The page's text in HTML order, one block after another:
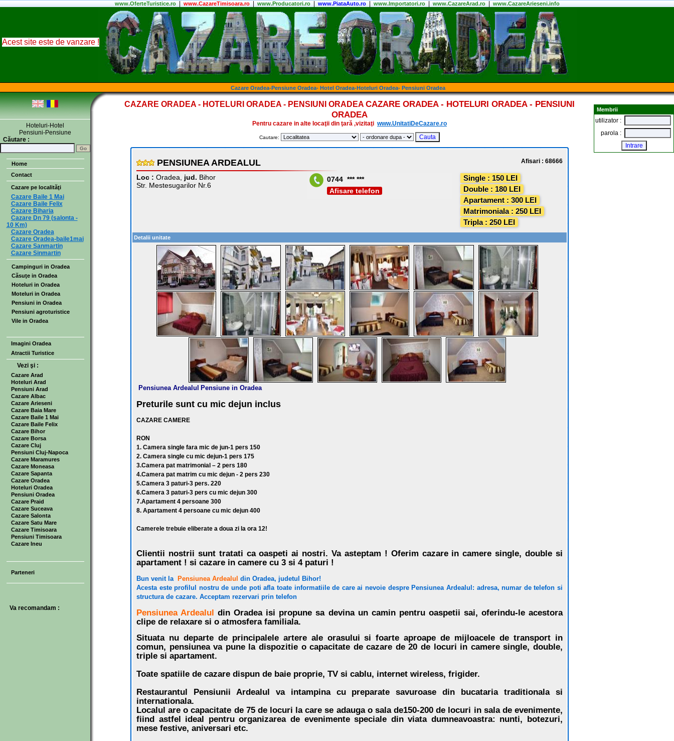
www.OferteTuristice.ro| www.CazareTimisoara.ro| www.Producatori.ro| www.PiataAuto.ro| www.Importatori.ro| www.CazareArad.ro| www.CazareArieseni.info
Acest site este de vanzare !
Cazare Oradea-Pensiune Oradea- Hotel Oradea-Hoteluri Oradea- Pensiuni Oradea
Hoteluri-Hotel
Pensiuni-Pensiune
Căutare :
Home
Contact
Cazare pe localităţi
Cazare Baile 1 Mai
Cazare Baile Felix
Cazare Biharia
Cazare Dn 79 (salonta -
10 Km)
Cazare Oradea
Cazare Oradea-baile1mai
Cazare Sanmartin
Cazare Sinmartin
Campinguri in Oradea
Căsuţe in Oradea
Hoteluri in Oradea
Moteluri in Oradea
Pensiuni in Oradea
Pensiuni agroturistice
Vile in Oradea
Imagini Oradea
Atractii Turistice
Vezi şi :
Cazare Arad
Hoteluri Arad
Pensiuni Arad
Cazare Albac
Cazare Arieseni
Cazare Baia Mare
Cazare Baile 1 Mai
Cazare Baile Felix
Cazare Bihor
Cazare Borsa
Cazare Cluj
Pensiuni Cluj-Napoca
Cazare Maramures
Cazare Moneasa
Cazare Sapanta
Cazare Oradea
Hoteluri Oradea
Pensiuni Oradea
Cazare Praid
Cazare Suceava
Cazare Salonta
Cazare Satu Mare
Cazare Timisoara
Pensiuni Timisoara
Cazare Ineu
Parteneri
Va recomandam :
CAZARE ORADEA - HOTELURI ORADEA - PENSIUNI ORADEA CAZARE ORADEA - HOTELURI ORADEA - PENSIUNI
ORADEA
Pentru cazare in alte locaţii din ţară ,vizitaţi www.UnitatiDeCazare.ro
Cautare:
PENSIUNEA ARDEALUL Afisari : 68666
Loc : Oradea, jud. Bihor
Str. Mestesugarilor Nr.6
0744 *** ***
Afisare telefon
Single : 150 LEI
Double : 180 LEI
Apartament : 300 LEI
Matrimoniala : 250 LEI
Tripla : 250 LEI
Detalii unitate
Pensiunea Ardealul Pensiune in Oradea
Preturile sunt cu mic dejun inclus
CAZARE CAMERE
RON
1. Camera single fara mic de jun-1 pers 150
2. Camera single cu mic dejun-1 pers 175
3.Camera pat matrimonial – 2 pers 180
4.Camera pat matrim cu mic dejun - 2 pers 230
5.Camera 3 paturi-3 pers. 220
6.Camera 3 paturi-3 pers cu mic dejun 300
7.Apartament 4 persoane 300
8. Apartament 4 persoane cu mic dejun 400
Camerele trebuie eliberate a doua zi la ora 12!
Clientii nostrii sunt tratati ca oaspeti ai nostri. Va asteptam ! Oferim cazare in camere single, double si
apartament ! si cazare in camere cu 3 si 4 paturi !
Bun venit la Pensiunea Ardealul din Oradea, judetul Bihor!
Acesta este profilul nostru de unde poti afla toate informatiile de care ai nevoie despre Pensiunea Ardealul: adresa, numar de telefon si
structura de cazare. Acceptam rezervari prin telefon
Pensiunea Ardealuldin Oradea isi propune sa devina un camin pentru oaspetii sai, oferindu-le acestora
clipe de relaxare si o atmosfera familiala.
Situata nu departe de principalele artere ale orasului si foarte aproape de mijloacele de transport in
comun, pensiunea va pune la dispozitie o capacitate de cazare de 20 de locuri in camere single, double,
triple si apartament.
Toate spatiile de cazare dispun de baie proprie, TV si cablu, internet wireless, frigider.
Restaurantul Pensiunii Ardealul va intampina cu preparate savuroase din bucataria traditionala si
internationala.
Localul are o capacitate de 75 de locuri la care se adauga o sala de150-200 de locuri in sala de evenimente,
fiind astfel ideal pentru organizarea de evenimente speciale din viata dumneavoastra: nunti, botezuri,
mese festive, aniversari etc.
Membrii
utilizator :
parola :